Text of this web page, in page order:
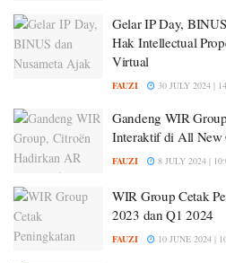
Gelar IP Day,
Hak Intellectual
Virtual
FAUZI 30 JULY 2024 |
Gandeng WIR
Interaktif di All New
FAUZI 8 JULY 2024 |
WIR Group Cetak
2023 dan Q1 2024
FAUZI 10 JUNE 2024 |